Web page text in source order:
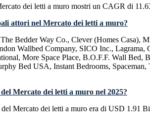
dei letti a muro mostri un CAGR di
attori nel Mercato dei letti a muro?
Bedder Way Co., Clever (Homes Casa),
Wallbed Company, SICO Inc., Lagrama,
More Space Place, B.O.F.F. Wall Bed,
Bed USA, Instant Bedrooms, Spaceman,
Mercato dei letti a muro nel 2025?
Mercato dei letti a muro era di USD 1.91